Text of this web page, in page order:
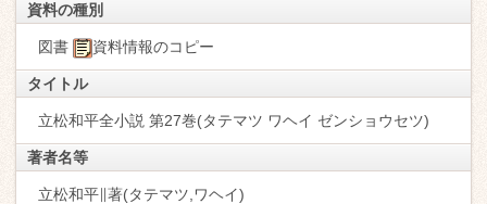
資料の種別
図書 資料情報のコピー
タイトル
立松和平全小説 第27巻(タテマツ ワヘイ ゼンショウセツ)
著者名等
立松和平∥著(タテマツ,ワヘイ)